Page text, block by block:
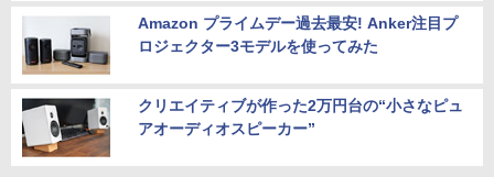
Amazon プライムデー過去最安! Anker注目プ
ロジェクター3モデルを使ってみた
クリエイティブが作った2万円台の“小さなピュ
アオーディオスピーカー”